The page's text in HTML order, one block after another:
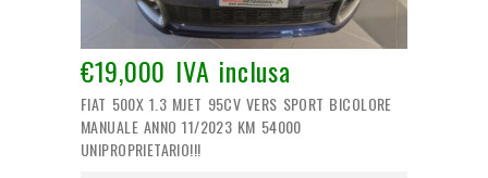
€19,000 IVA inclusa
FIAT 500X 1.3 MJET 95CV VERS SPORT BICOLORE
MANUALE ANNO 11/2023 KM 54000
UNIPROPRIETARIO!!!